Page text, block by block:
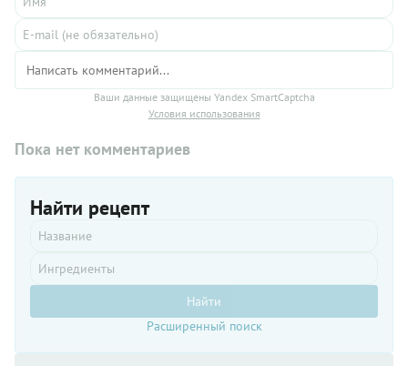
Ваши данные защищены Yandex SmartCaptcha
Условия использования
Пока нет комментариев
Найти рецепт
Найти
Расширенный поиск